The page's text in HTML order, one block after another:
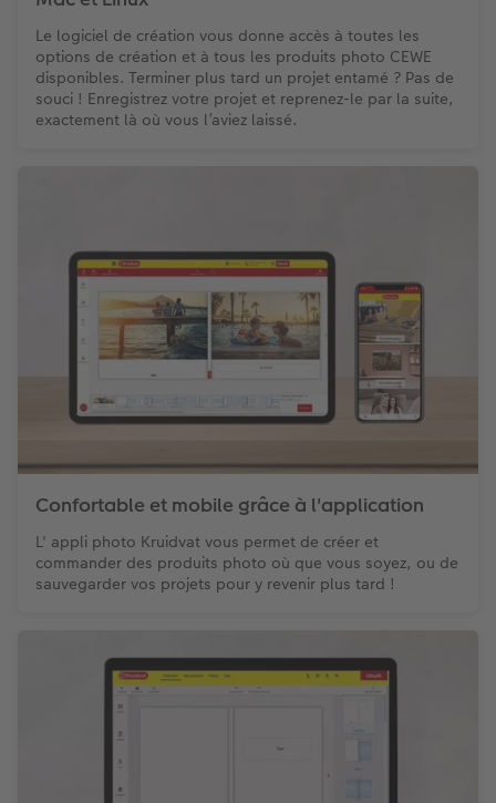
Modes de commande
Créez votre photo d'identité
Accessoires
Le logiciel de création vous donne accès à toutes les
options de création et à tous les produits photo CEWE
disponibles. Terminer plus tard un projet entamé ? Pas de
souci ! Enregistrez votre projet et reprenez-le par la suite,
exactement là où vous l’aviez laissé.
Confortable et mobile grâce à l'application
L' appli photo Kruidvat vous permet de créer et
commander des produits photo où que vous soyez, ou de
sauvegarder vos projets pour y revenir plus tard !